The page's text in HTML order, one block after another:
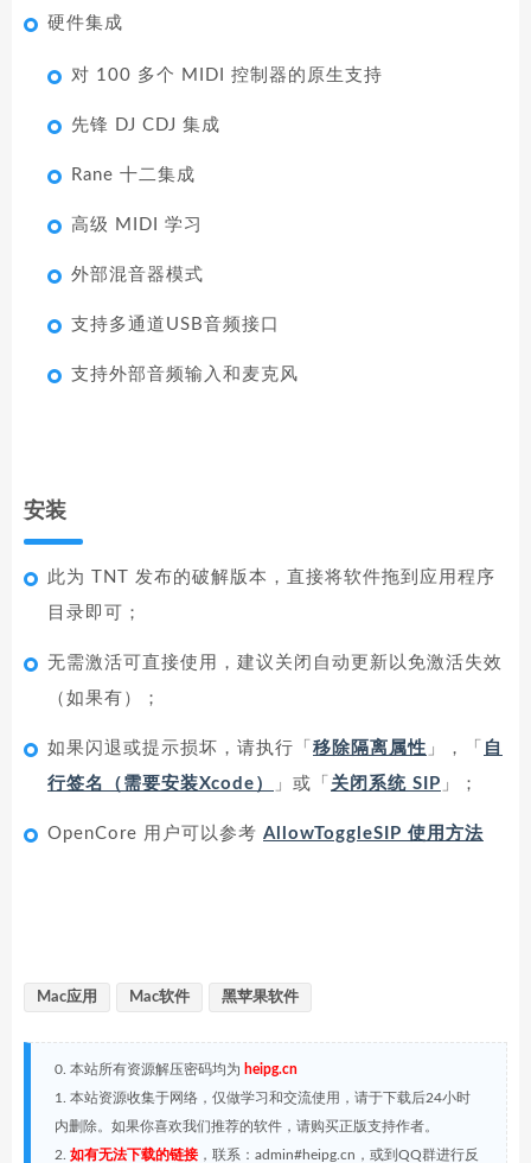
硬件集成
对 100 多个 MIDI 控制器的原生支持
先锋 DJ CDJ 集成
Rane 十二集成
高级 MIDI 学习
外部混音器模式
支持多通道USB音频接口
支持外部音频输入和麦克风
安装
此为 TNT 发布的破解版本，直接将软件拖到应用程序
目录即可；
无需激活可直接使用，建议关闭自动更新以免激活失效
（如果有）；
如果闪退或提示损坏，请执行「 移除隔离属性 」，「 自
行签名（需要安装Xcode）
」或「 关闭系统 SIP 」；
OpenCore 用户可以参考 AllowToggleSIP 使用方法
Mac应用 Mac软件 黑苹果软件
0. 本站所有资源解压密码均为 heipg.cn
1. 本站资源收集于网络，仅做学习和交流使用，请于下载后24小时
内删除。如果你喜欢我们推荐的软件，请购买正版支持作者。
2. 如有无法下载的链接，联系：admin#heipg.cn，或到QQ群进行反